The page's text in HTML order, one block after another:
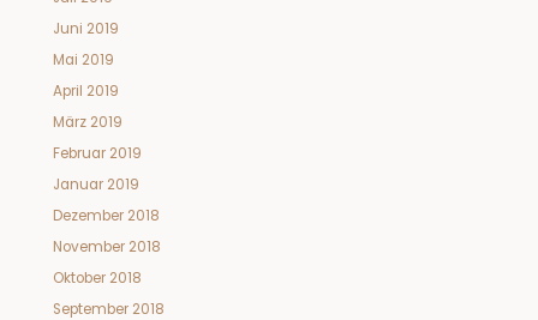
Juni 2019
Mai 2019
April 2019
März 2019
Februar 2019
Januar 2019
Dezember 2018
November 2018
Oktober 2018
September 2018